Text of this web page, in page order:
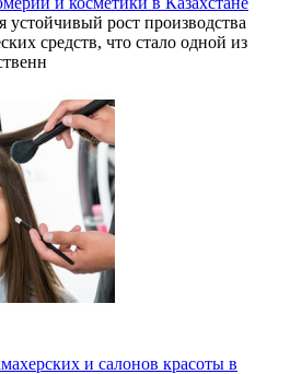
устойчивый рост производства
средств, что стало одной из
и салонов красоты в